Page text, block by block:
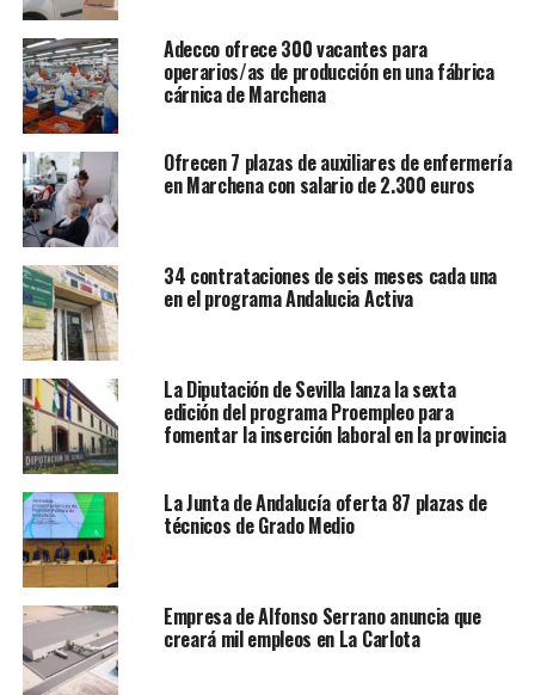
Adecco ofrece 300 vacantes para
operarios/as de producción en una fábrica
cárnica de Marchena
Ofrecen 7 plazas de auxiliares de enfermería
en Marchena con salario de 2.300 euros
34 contrataciones de seis meses cada una
en el programa Andalucia Activa
La Diputación de Sevilla lanza la sexta
edición del programa Proempleo para
fomentar la inserción laboral en la provincia
La Junta de Andalucía oferta 87 plazas de
técnicos de Grado Medio
Empresa de Alfonso Serrano anuncia que
creará mil empleos en La Carlota